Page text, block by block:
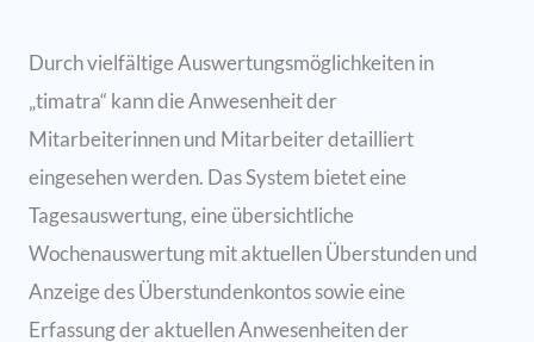
Durch vielfältige Auswertungsmöglichkeiten in
„timatra“ kann die Anwesenheit der
Mitarbeiterinnen und Mitarbeiter detailliert
eingesehen werden. Das System bietet eine
Tagesauswertung, eine übersichtliche
Wochenauswertung mit aktuellen Überstunden und
Anzeige des Überstundenkontos sowie eine
Erfassung der aktuellen Anwesenheiten der